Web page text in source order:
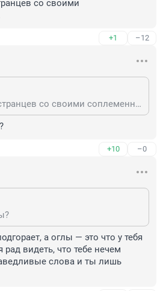
со своими
+1 –12
Ты путаешь иностранцев со своими соплеменниками.
+10 –0
а оглы — это что у тебя
видеть, что тебе нечем
слова и ты лишь